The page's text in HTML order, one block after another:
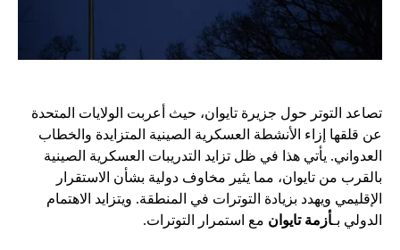
تصاعد التوتر حول جزيرة تايوان، حيث أعربت الولايات المتحدة
عن قلقها إزاء الأنشطة العسكرية الصينية المتزايدة والخطاب
العدواني. يأتي هذا في ظل تزايد التدريبات العسكرية الصينية
بالقرب من تايوان، مما يثير مخاوف دولية بشأن الاستقرار
الإقليمي ويهدد بزيادة التوترات في المنطقة. ويتزايد الاهتمام
الدولي بـأزمة تايوان مع استمرار التوترات.